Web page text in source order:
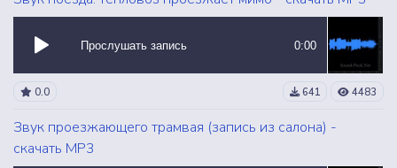
Прослушать запись 0:00
0.0 641 4483
Звук проезжающего трамвая (запись из салона) -
скачать MP3